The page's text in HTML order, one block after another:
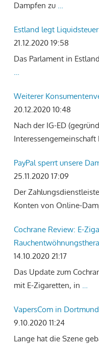
Dampfen zu
Estland legt
21.12.2020 19:58
Das Parlament in
Weiterer
20.12.2020 10:48
Nach der IG-ED
Interessengemeinschaft
PayPal sperrt unsere
25.11.2020 17:09
Der
Konten von Online-
Cochrane Review: E-
14.10.2020 21:17
Das Update zum
mit E-Zigaretten, in
VapersCom in
9.10.2020 11:24
Lange hat die Szene